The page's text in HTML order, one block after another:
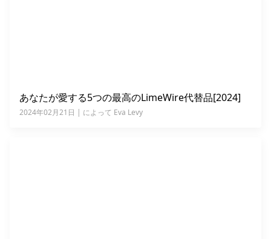
あなたが愛する5つの最高のLimeWire代替品[2024]
2024年02月21日 | によって Eva Levy